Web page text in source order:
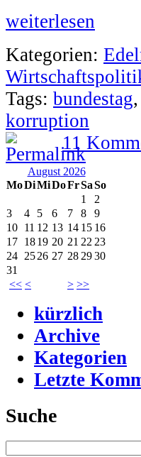
weiterlesen
Kategorien:
Tags: bundestag,
korruption
11
August 2026
MoDiMiDoFrSaSo
<< < > >>
1
2
3
4 5 6 7 8
9
10 11 12 13 14 15 16
17 1819 20 21 22 23
24 2526 27 28 2930
31
kürzlich
Archive
Kategorien
Letzte
Suche